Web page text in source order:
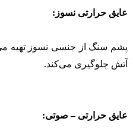
عایق حرارتی نسوز:
پشم سنگ از جنسی نسوز تهیه
آتش جلوگیری می‌کند.
عایق حرارتی – صوتی: